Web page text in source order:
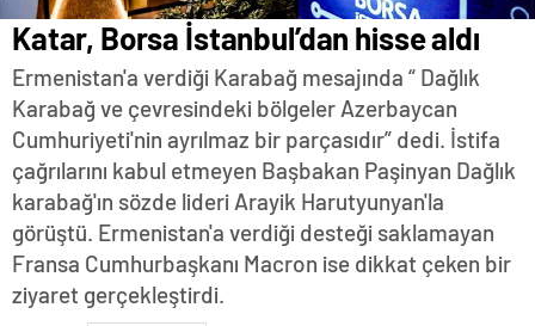
Katar, Borsa İstanbul’dan hisse aldı
Ermenistan'a verdiği Karabağ mesajında “ Dağlık
Karabağ ve çevresindeki bölgeler Azerbaycan
Cumhuriyeti'nin ayrılmaz bir parçasıdır” dedi. İstifa
çağrılarını kabul etmeyen Başbakan Paşinyan Dağlık
karabağ'ın sözde lideri Arayik Harutyunyan'la
görüştü. Ermenistan'a verdiği desteği saklamayan
Fransa Cumhurbaşkanı Macron ise dikkat çeken bir
ziyaret gerçekleştirdi.